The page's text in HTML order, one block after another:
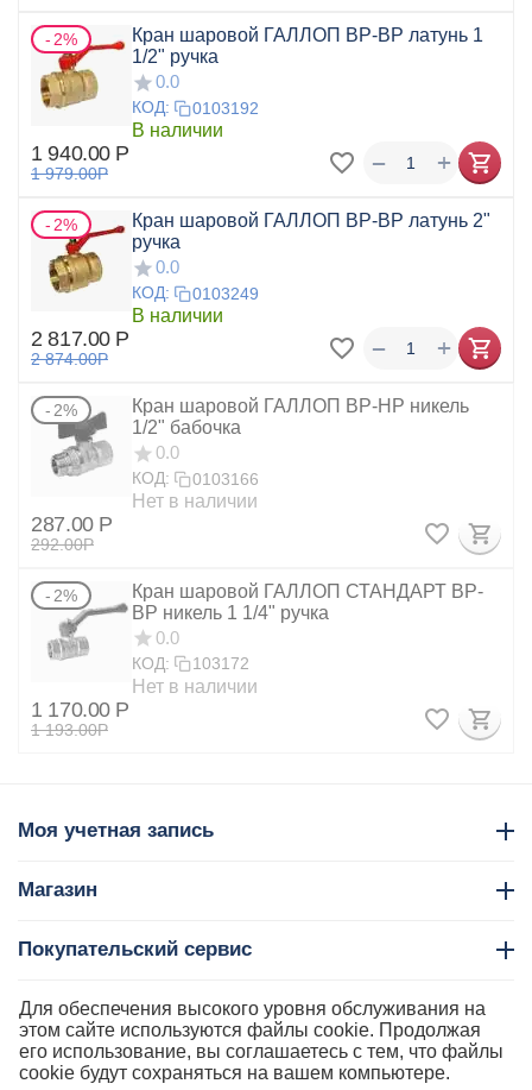
2%
Кран шаровой ГАЛЛОП ВР-ВР латунь 1
1/2" ручка
0.0
КОД: 0103192
В наличии
1 940.00 Р
1 979.00Р +
−
2%
Кран шаровой ГАЛЛОП ВР-ВР латунь 2"
ручка
0.0
КОД: 0103249
В наличии
2 817.00 Р
2 874.00Р +
−
2%
Кран шаровой ГАЛЛОП ВР-НР никель
1/2" бабочка
0.0
КОД: 0103166
Нет в наличии
287.00 Р
292.00Р
2%
Кран шаровой ГАЛЛОП СТАНДАРТ ВР-
ВР никель 1 1/4" ручка
0.0
КОД: 103172
Нет в наличии
1 170.00 Р
1 193.00Р
Моя учетная запись
Магазин
Покупательский сервис
Контакты
Для обеспечения высокого уровня обслуживания на
этом сайте используются файлы cookie. Продолжая
его использование, вы соглашаетесь с тем, что файлы
cookie будут сохраняться на вашем компьютере.